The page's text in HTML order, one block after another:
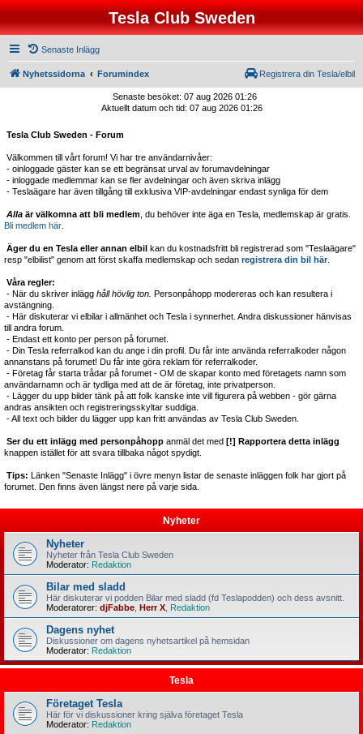
Tesla Club Sweden
Senaste Inlägg
Nyhetssidorna Forumindex Registrera din Tesla/elbil
Senaste besöket: 07 aug 2026 01:26
Aktuellt datum och tid: 07 aug 2026 01:26
Tesla Club Sweden - Forum
Välkommen till vårt forum! Vi har tre användarnivåer:
- oinloggade gäster kan se ett begränsat urval av forumavdelningar
- inloggade medlemmar kan se fler avdelningar och även skriva inlägg
- Teslaägare har även tillgång till exklusiva VIP-avdelningar endast synliga för dem
Alla är välkomna att bli medlem , du behöver inte äga en Tesla, medlemskap är gratis.
Bli medlem här
Äger du en Tesla eller annan elbil kan du kostnadsfritt bli registrerad som "Teslaägare"
resp "elbilist" genom att först skaffa medlemskap och sedan registrera din bil här.
Våra regler:
- När du skriver inlägg håll hövlig ton. Personpåhopp modereras och kan resultera i
avstängning.
- Här diskuterar vi elbilar i allmänhet och Tesla i synnerhet. Andra diskussioner hänvisas
till andra forum.
- Endast ett konto per person på forumet.
- Din Tesla referralkod kan du ange i din profil. Du får inte använda referralkoder någon
annanstans på forumet! Du får inte göra reklam för referralkoder.
- Företag får starta trådar på forumet - OM de skapar konto med företagets namn som
användarnamn och är tydliga med att de är företag, inte privatperson.
- Lägger du upp bilder tänk på att folk kanske inte vill figurera på webben - gör gärna
andras ansikten och registreringsskyltar suddiga.
- All text och bilder du lägger upp kan fritt användas av Tesla Club Sweden.
Ser du ett inlägg med personpåhopp anmäl det med [!] Rapportera detta inlägg
knappen istället för att svara tillbaka något spydigt.
Tips: Länken "Senaste Inlägg" i övre menyn listar de senaste inläggen folk har gjort på
forumet. Den finns även längst nere på varje sida.
Nyheter
Nyheter
Nyheter från Tesla Club Sweden
Moderator: Redaktion
Bilar med sladd
Här diskuterar vi podden Bilar med sladd (fd Teslapodden) och dess avsnitt.
Moderatorer: djFabbe Herr X Redaktion
Dagens nyhet
Diskussioner om dagens nyhetsartikel på hemsidan
Moderator: Redaktion
Tesla
Företaget Tesla
Här för vi diskussioner kring själva företaget Tesla
Moderator: Redaktion